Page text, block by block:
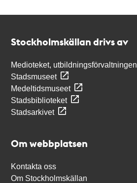
Stockholmskällan drivs av
Medioteket, utbildningsförvaltningen
Stadsmuseet
Medeltidsmuseet
Stadsbiblioteket
Stadsarkivet
Om webbplatsen
Kontakta oss
Om Stockholmskällan